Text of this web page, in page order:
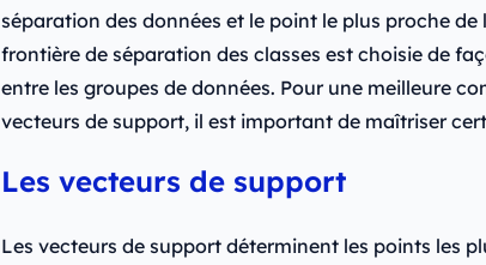
séparation des données et le point le plus proche de
frontière de séparation des classes est choisie de
entre les groupes de données. Pour une meilleure
vecteurs de support, il est important de maîtriser
Les vecteurs de support
Les vecteurs de support déterminent les points les